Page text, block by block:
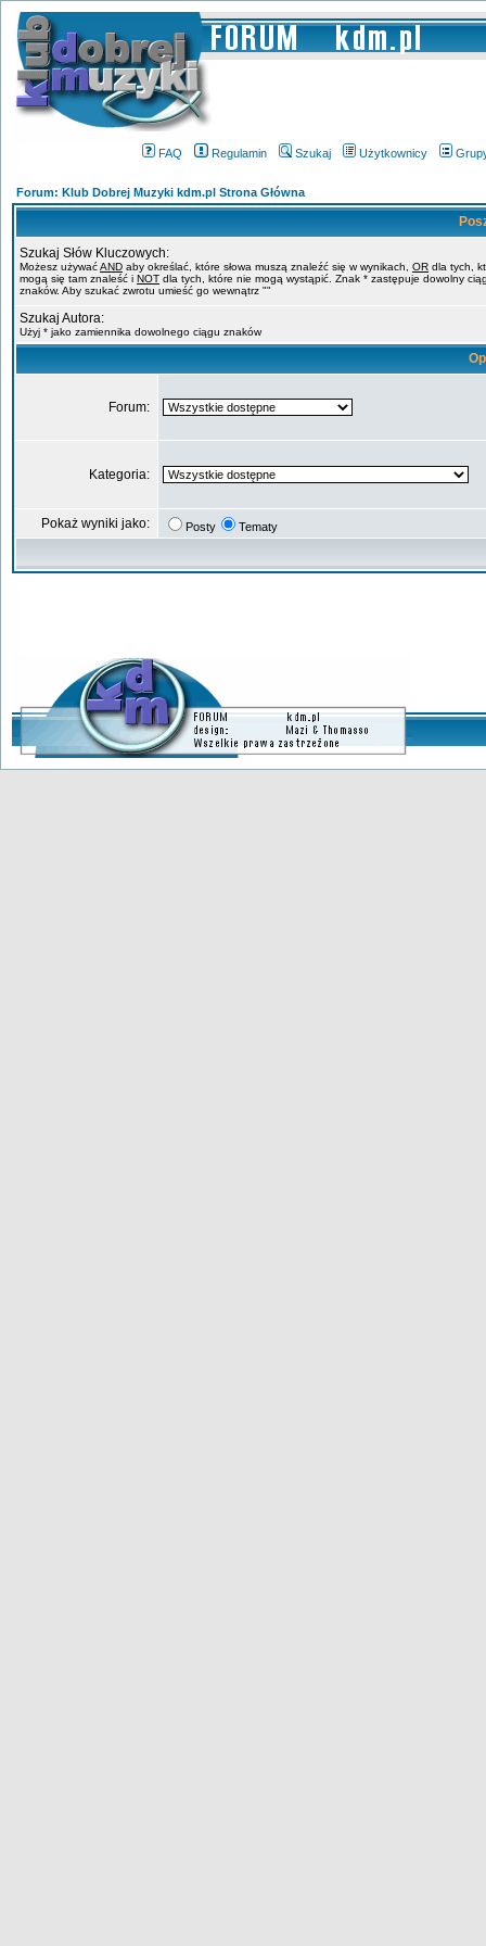
FAQ Regulamin Szukaj Użytkownicy
Forum: Klub Dobrej Muzyki kdm.pl Strona Główna
Szukaj Słów Kluczowych:
Możesz używaćAND aby określać, które słowa muszą znaleźć się w wynikach, OR dla tych,
mogą się tam znaleść i NOT dla tych, które nie mogą wystąpić. Znak * zastępuje dowolny
znaków. Aby szukać zwrotu umieść go wewnątrz ""
Szukaj Autora:
Użyj * jako zamiennika dowolnego ciągu znaków
Forum:
Kategoria:
Pokaż wyniki jako: Posty Tematy